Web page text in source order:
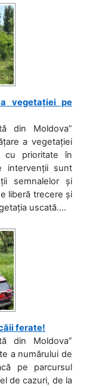
vegetației pe
din Moldova”
a vegetației
cu prioritate în
intervenții sunt
semnalelor și
liberă trecere și
uscată....
ferate!
din Moldova”
a numărului de
pe parcursul
de cazuri, de la